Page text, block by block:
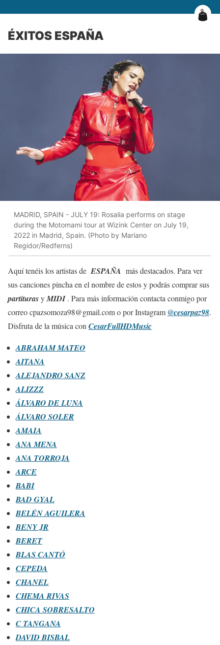
ÉXITOS ESPAÑA
MADRID, SPAIN - JULY 19: Rosalia performs on stage
during the Motomami tour at Wizink Center on July 19,
2022 in Madrid, Spain. (Photo by Mariano
Regidor/Redferns)
Aquí tenéis los artistas deESPAÑA más destacados. Para ver
sus canciones pincha en el nombre de estos y podrás comprar sus
partiturasyMIDI. Para más información contacta conmigo por
correocpazsomoza98@gmail.com o porInstagram @cesarpaz98.
Disfruta de la música conCesarFullHDMusic
ABRAHAM MATEO
AITANA
ALEJANDRO SANZ
ALIZZZ
ÁLVARO DE LUNA
ÁLVARO SOLER
AMAIA
ANA MENA
ANA TORROJA
ARCE
BABI
BAD GYAL
BELÉN AGUILERA
BENY JR
BERET
BLAS CANTÓ
CEPEDA
CHANEL
CHEMA RIVAS
CHICA SOBRESALTO
C TANGANA
DAVID BISBAL